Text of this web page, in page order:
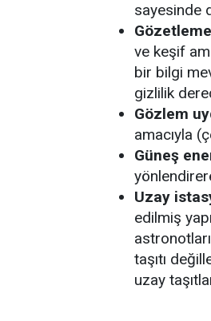
sayesinde
ve keşif
bir bilgi
gizlilik
Gözlem
amacıyla
Güneş
Uzay
edilmiş
taşıtı
uzay